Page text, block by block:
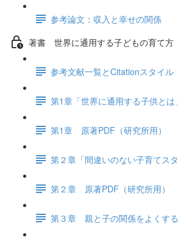
参考論文：収入と幸せの関係
著書 世界に通用する子どもの育て
参考文献一覧とCitationスタイル
第1章「世界に通用する子供とは」
第1章 原著PDF（研究所用）
第２章「間違いのない子育てス
第２章 原著PDF（研究所用）
第３章 親と子の関係をよくす